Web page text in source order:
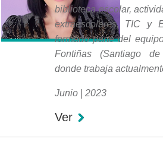
biblioteca escolar,
extraescolares, TIC y
formado parte del
Fontiñas (Santiago
donde trabaja
Junio | 2023
Ver